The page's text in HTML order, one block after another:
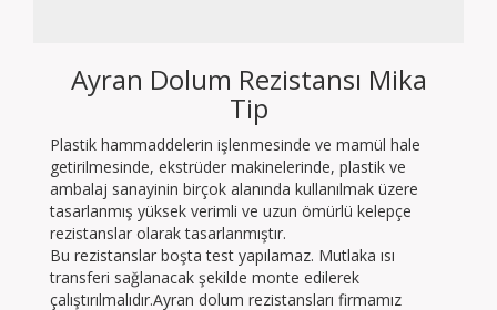
Ayran Dolum Rezistansı Mika
Tip
Plastik hammaddelerin işlenmesinde ve mamül hale
getirilmesinde, ekstrüder makinelerinde, plastik ve
ambalaj sanayinin birçok alanında kullanılmak üzere
tasarlanmış yüksek verimli ve uzun ömürlü kelepçe
rezistanslar olarak tasarlanmıştır.
Bu rezistanslar boşta test yapılamaz. Mutlaka ısı
transferi sağlanacak şekilde monte edilerek
çalıştırılmalıdır.Ayran dolum rezistansları firmamız